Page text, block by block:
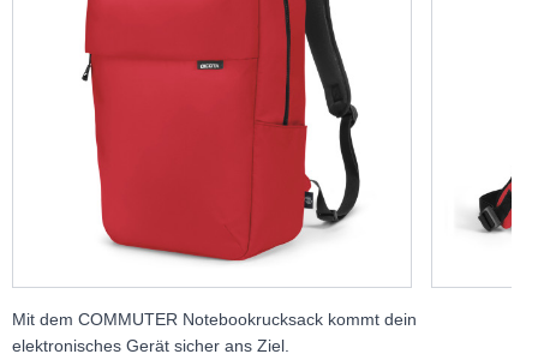
Mit dem COMMUTER Notebookrucksack kommt dein
elektronisches Gerät sicher ans Ziel.